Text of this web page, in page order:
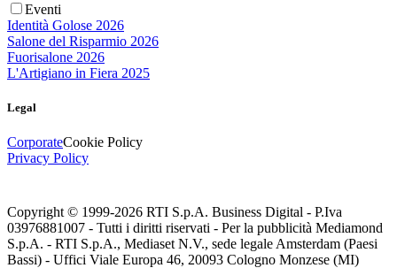
Eventi
Identità Golose 2026
Salone del Risparmio 2026
Fuorisalone 2026
L'Artigiano in Fiera 2025
Legal
CorporateCookie Policy
Privacy Policy
Copyright © 1999-2026 RTI S.p.A. Business Digital - P.Iva
03976881007 - Tutti i diritti riservati - Per la pubblicità Mediamond
S.p.A. - RTI S.p.A., Mediaset N.V., sede legale Amsterdam (Paesi
Bassi) - Uffici Viale Europa 46, 20093 Cologno Monzese (MI)